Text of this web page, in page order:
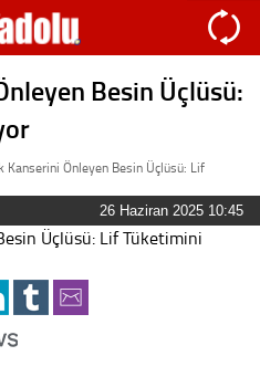
Besin Üçlüsü:
Kanserini Önleyen Besin Üçlüsü: Lif
26 Haziran 2025 10:45